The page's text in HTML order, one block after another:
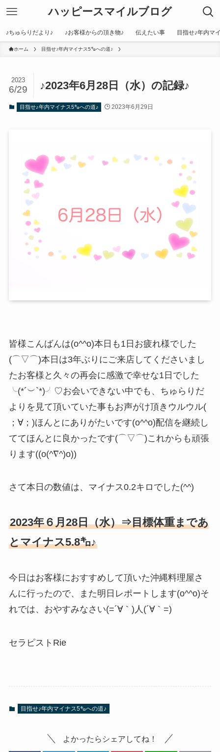
ハッピースマイルブログ
♪ちゅらりだより♪ ♪お客様からの頂き物♪ 伝えたい事 目指せ♪年内マ
ホーム 目指せ♪年内マイナス5㌔への道♪
♪2023年6月28日（水）の記録♪
2023
6/29
目指せ♪年内マイナス5㌔への道♪ 2023年6月29日
皆様こんばんは(o^^o)本日も1日お疲れ様でした
(⌒▽⌒)本日は3年ぶりにご来店してくださいまし
たお客様と久々の再会に感激で幸せな1日でした
╰(*´︶`*)╯♡お会いできない中でも、ちゅらりだ
よりを見て頂いていた事もお声がけ頂きウルウル(
；∀；)ほんとにありがたいです(o^^o)配信を継続し
ててほんとに良かったです(⌒▽⌒)これからも頑張
ります((o(^∇^)o))
さて本日の数値は、マイナス0.2キロでした(^^)
2023年６月28日（水）⇒目標体重まであ
とマイナス5.8㌔♪
今日はお客様におすすめして頂いた沖縄料理屋さ
んに行ったので、また明日レポートします(o^^o)そ
れでは、おやすみなさい(=´∀｀)人(´∀｀=)
セラピストRie
目指せ♪年内マイナス5㌔への道♪
よかったらシェアしてね！